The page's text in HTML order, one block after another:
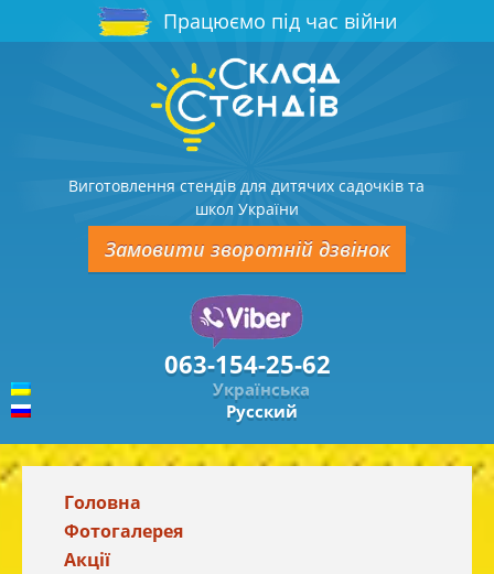
Працюємо під час війни
Виготовлення стендів для дитячих садочків та
школ України
Замовити зворотній дзвінок
063-154-25-62
Українська
Русский
Головна
Фотогалерея
Акції